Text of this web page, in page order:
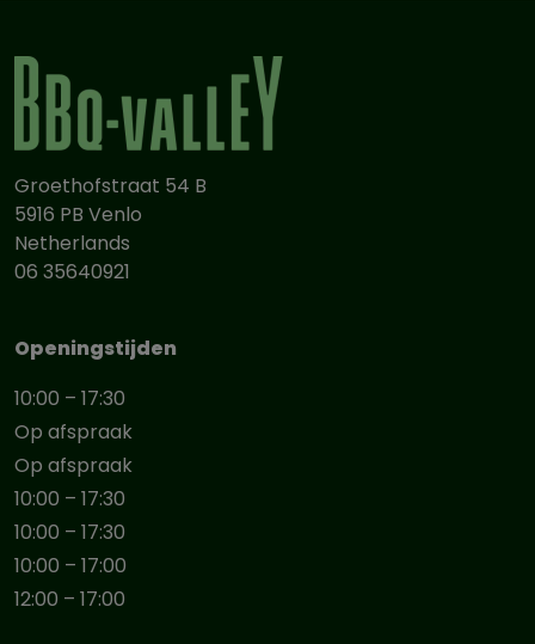
Groethofstraat 54 B
5916 PB Venlo
Netherlands
06 35640921
Openingstijden
10:00 – 17:30
Op afspraak
Op afspraak
10:00 – 17:30
10:00 – 17:30
10:00 – 17:00
12:00 – 17:00